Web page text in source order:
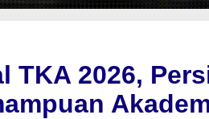
TKA 2026,